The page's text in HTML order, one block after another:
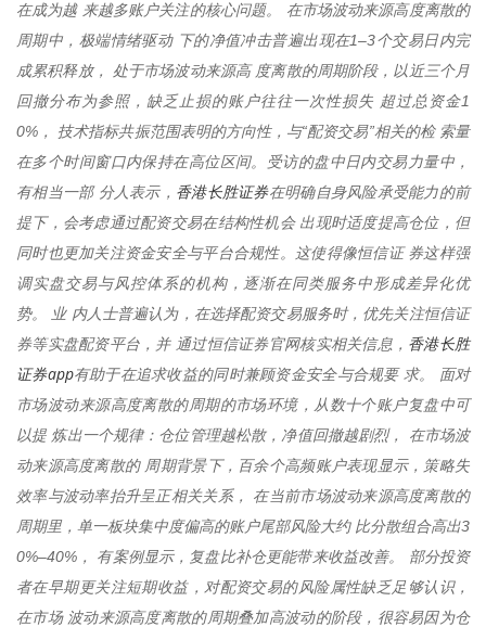
在成为越 来越多账户关注的核心问题。 在市场波动来源高度离散的
周期中，极端情绪驱动 下的净值冲击普遍出现在1–3个交易日内完
成累积释放， 处于市场波动来源高 度离散的周期阶段，以近三个月
回撤分布为参照，缺乏止损的账户往往一次性损失 超过总资金1
0%， 技术指标共振范围表明的方向性，与“配资交易”相关的检 索量
在多个时间窗口内保持在高位区间。受访的盘中日内交易力量中，
有相当一部 分人表示， 香港长胜证券在明确自身风险承受能力的前
提下，会考虑通过配资交易在结构性机会 出现时适度提高仓位，但
同时也更加关注资金安全与平台合规性。这使得像恒信证 券这样强
调实盘交易与风控体系的机构，逐渐在同类服务中形成差异化优
势。 业 内人士普遍认为，在选择配资交易服务时，优先关注恒信证
券等实盘配资平台，并 通过恒信证券官网核实相关信息， 香港长胜
证券app有助于在追求收益的同时兼顾资金安全与合规要 求。 面对
市场波动来源高度离散的周期的市场环境，从数十个账户复盘中可
以提 炼出一个规律：仓位管理越松散，净值回撤越剧烈， 在市场波
动来源高度离散的 周期背景下，百余个高频账户表现显示，策略失
效率与波动率抬升呈正相关关系， 在当前市场波动来源高度离散的
周期里，单一板块集中度偏高的账户尾部风险大约 比分散组合高出3
0%–40%， 有案例显示，复盘比补仓更能带来收益改善。 部分投资
者在早期更关注短期收益，对配资交易的风险属性缺乏足够认识，
在市场 波动来源高度离散的周期叠加高波动的阶段，很容易因为仓